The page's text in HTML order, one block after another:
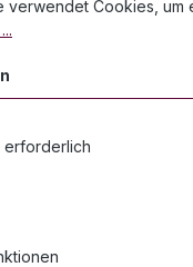
verwendet Cookies, um
erforderlich